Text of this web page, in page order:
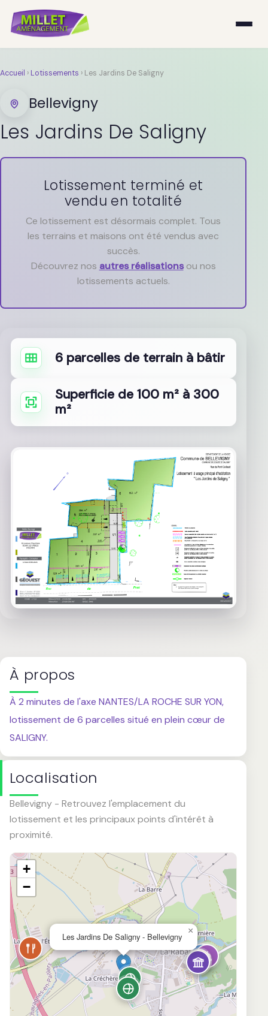
Accueil › Lotissements › Les Jardins De Saligny
Bellevigny
Les Jardins De Saligny
Lotissement terminé et
vendu en totalité
Ce lotissement est désormais complet. Tous
les terrains et maisons ont été vendus avec
succès.
Découvrez nos autres réalisationsou nos
lotissements actuels.
6 parcelles de terrain à bâtir
Superficie de 100 m² à 300
m²
À propos
À 2 minutes de l'axe NANTES/LA ROCHE SUR YON,
lotissement de 6 parcelles situé en plein cœur de
SALIGNY.
Localisation
Bellevigny - Retrouvez l'emplacement du
lotissement et les principaux points d'intérêt à
proximité.
Les Jardins De Saligny - Bellevigny
×
+
−